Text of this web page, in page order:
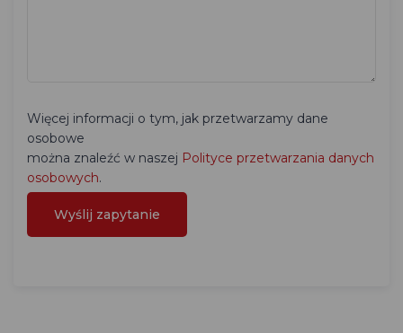
Więcej informacji o tym, jak przetwarzamy dane
osobowe
można znaleźć w naszej Polityce przetwarzania danych
osobowych.